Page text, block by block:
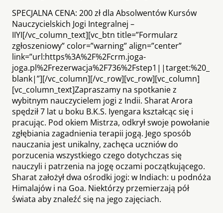
SPECJALNA CENA: 200 zł dla Absolwentów Kursów
Nauczycielskich Jogi Integralnej –
IIYI[/vc_column_text][vc_btn title=”Formularz
zgłoszeniowy” color=”warning” align=”center”
link=”url:https%3A%2F%2Fcrm.joga-
joga.pl%2Frezerwacja%2F736%2Fstep1||target:%20_
blank|”][/vc_column][/vc_row][vc_row][vc_column]
[vc_column_text]Zapraszamy na spotkanie z
wybitnym nauczycielem jogi z Indii. Sharat Arora
spędził 7 lat u boku B.K.S. Iyengara kształcąc się i
pracując. Pod okiem Mistrza, odkrył swoje powołanie
zgłębiania zagadnienia terapii jogą. Jego sposób
nauczania jest unikalny, zachęca uczniów do
porzucenia wszystkiego czego dotychczas się
nauczyli i patrzenia na jogę oczami początkującego.
Sharat założył dwa ośrodki jogi: w Indiach: u podnóża
Himalajów i na Goa. Niektórzy przemierzają pół
świata aby znaleźć się na jego zajęciach.